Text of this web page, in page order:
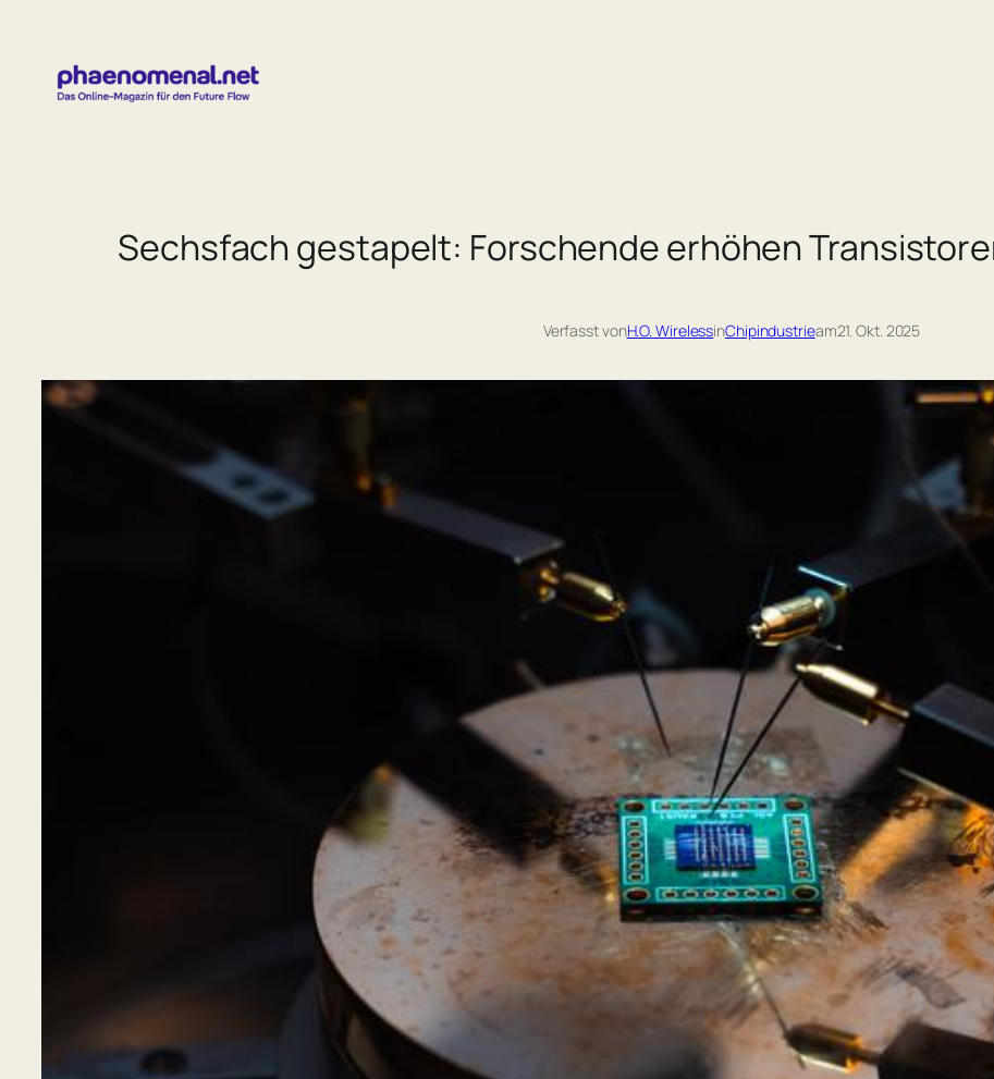
springen
Sechsfach gestapelt: Forschende erhöhen
Verfasst vonH.O. WirelessinChipindustrieam21. Okt. 2025